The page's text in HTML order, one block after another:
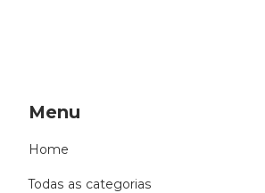
Menu
Home
Todas as categorias